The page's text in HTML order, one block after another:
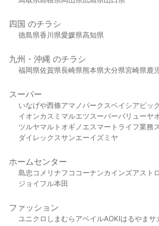
四国 のチラシ
徳島県香川県愛媛県高知県
九州・沖縄 のチラシ
福岡県佐賀県長崎県熊本県大分県宮崎県鹿
スーパー
いなげや西條アマノパークスベイシア ビッ
イオンカスミ マルエツスーパーバリューヤ
ツルヤマルト オギノ エスマート ライフ業務
ダイレックスサンエーイズミヤ
ホームセンター
島忠 コメリ ナフコ コーナンカインズアスト
ジョイフル本田
ファッション
ユニクロ しまむら アベイルAOKIはるやま サ